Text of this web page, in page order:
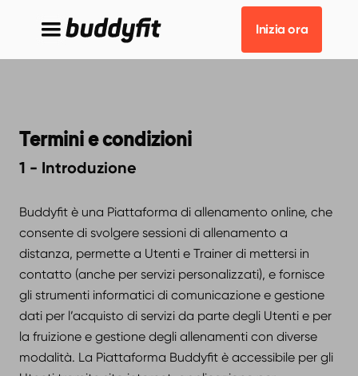
Inizia ora
Termini e condizioni
1 - Introduzione
Buddyfit è una Piattaforma di allenamento online, che
consente di svolgere sessioni di allenamento a
distanza, permette a Utenti e Trainer di mettersi in
contatto (anche per servizi personalizzati), e fornisce
gli strumenti informatici di comunicazione e gestione
dati per l’acquisto di servizi da parte degli Utenti e per
la fruizione e gestione degli allenamenti con diverse
modalità. La Piattaforma Buddyfit è accessibile per gli